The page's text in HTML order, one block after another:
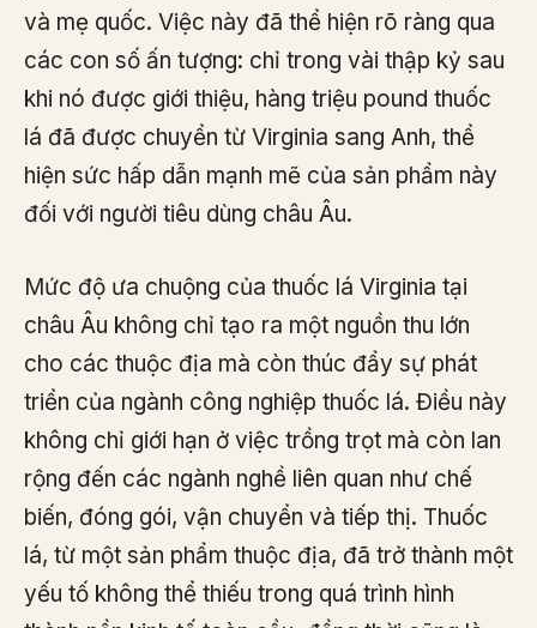
và mẹ quốc. Việc này đã thể hiện rõ ràng qua
các con số ấn tượng: chỉ trong vài thập kỷ sau
khi nó được giới thiệu, hàng triệu pound thuốc
lá đã được chuyển từ Virginia sang Anh, thể
hiện sức hấp dẫn mạnh mẽ của sản phẩm này
đối với người tiêu dùng châu Âu.
Mức độ ưa chuộng của thuốc lá Virginia tại
châu Âu không chỉ tạo ra một nguồn thu lớn
cho các thuộc địa mà còn thúc đẩy sự phát
triển của ngành công nghiệp thuốc lá. Điều này
không chỉ giới hạn ở việc trồng trọt mà còn lan
rộng đến các ngành nghề liên quan như chế
biến, đóng gói, vận chuyển và tiếp thị. Thuốc
lá, từ một sản phẩm thuộc địa, đã trở thành một
yếu tố không thể thiếu trong quá trình hình